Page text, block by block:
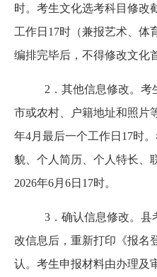
时。考生文化选考科目修改
工作日17时（兼报艺术、体
编排完毕后，不得修改文化
2．其他信息修改。
市或农村、户籍地址和照片
年4月最后一个工作日17时
貌、个人简历、个人特长、
2026年6月6日17时。
3．确认信息修改。县
改信息后，重新打印《报名
认。考生申报材料由办理及